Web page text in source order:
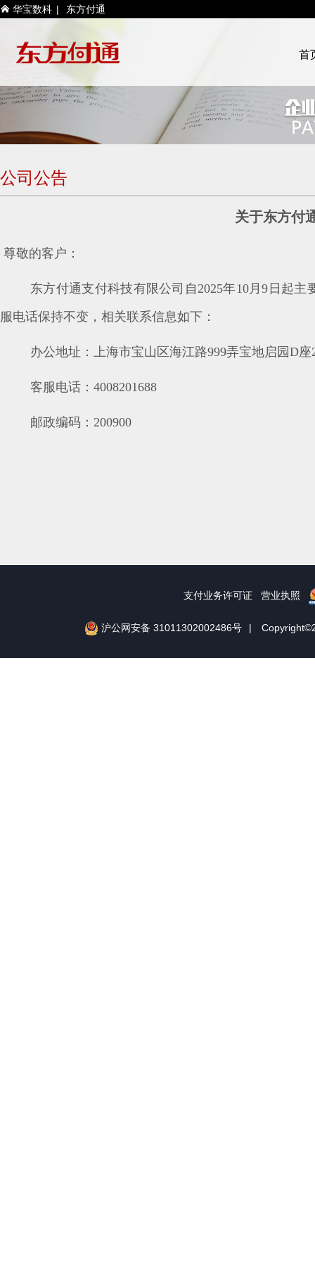
 华宝数科 | 东方付通
首
公司公告
关于东方付
尊敬的客户：
东方付通支付科技有限公司自2025年10月9日起
服电话保持不变，相关联系信息如下：
办公地址：上海市宝山区海江路999弄宝地启园D座
客服电话：4008201688
邮政编码：200900
支付业务许可证 营业执照
沪公网安备 31011302002486号 |